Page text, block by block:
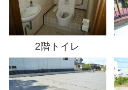
2階トイレ